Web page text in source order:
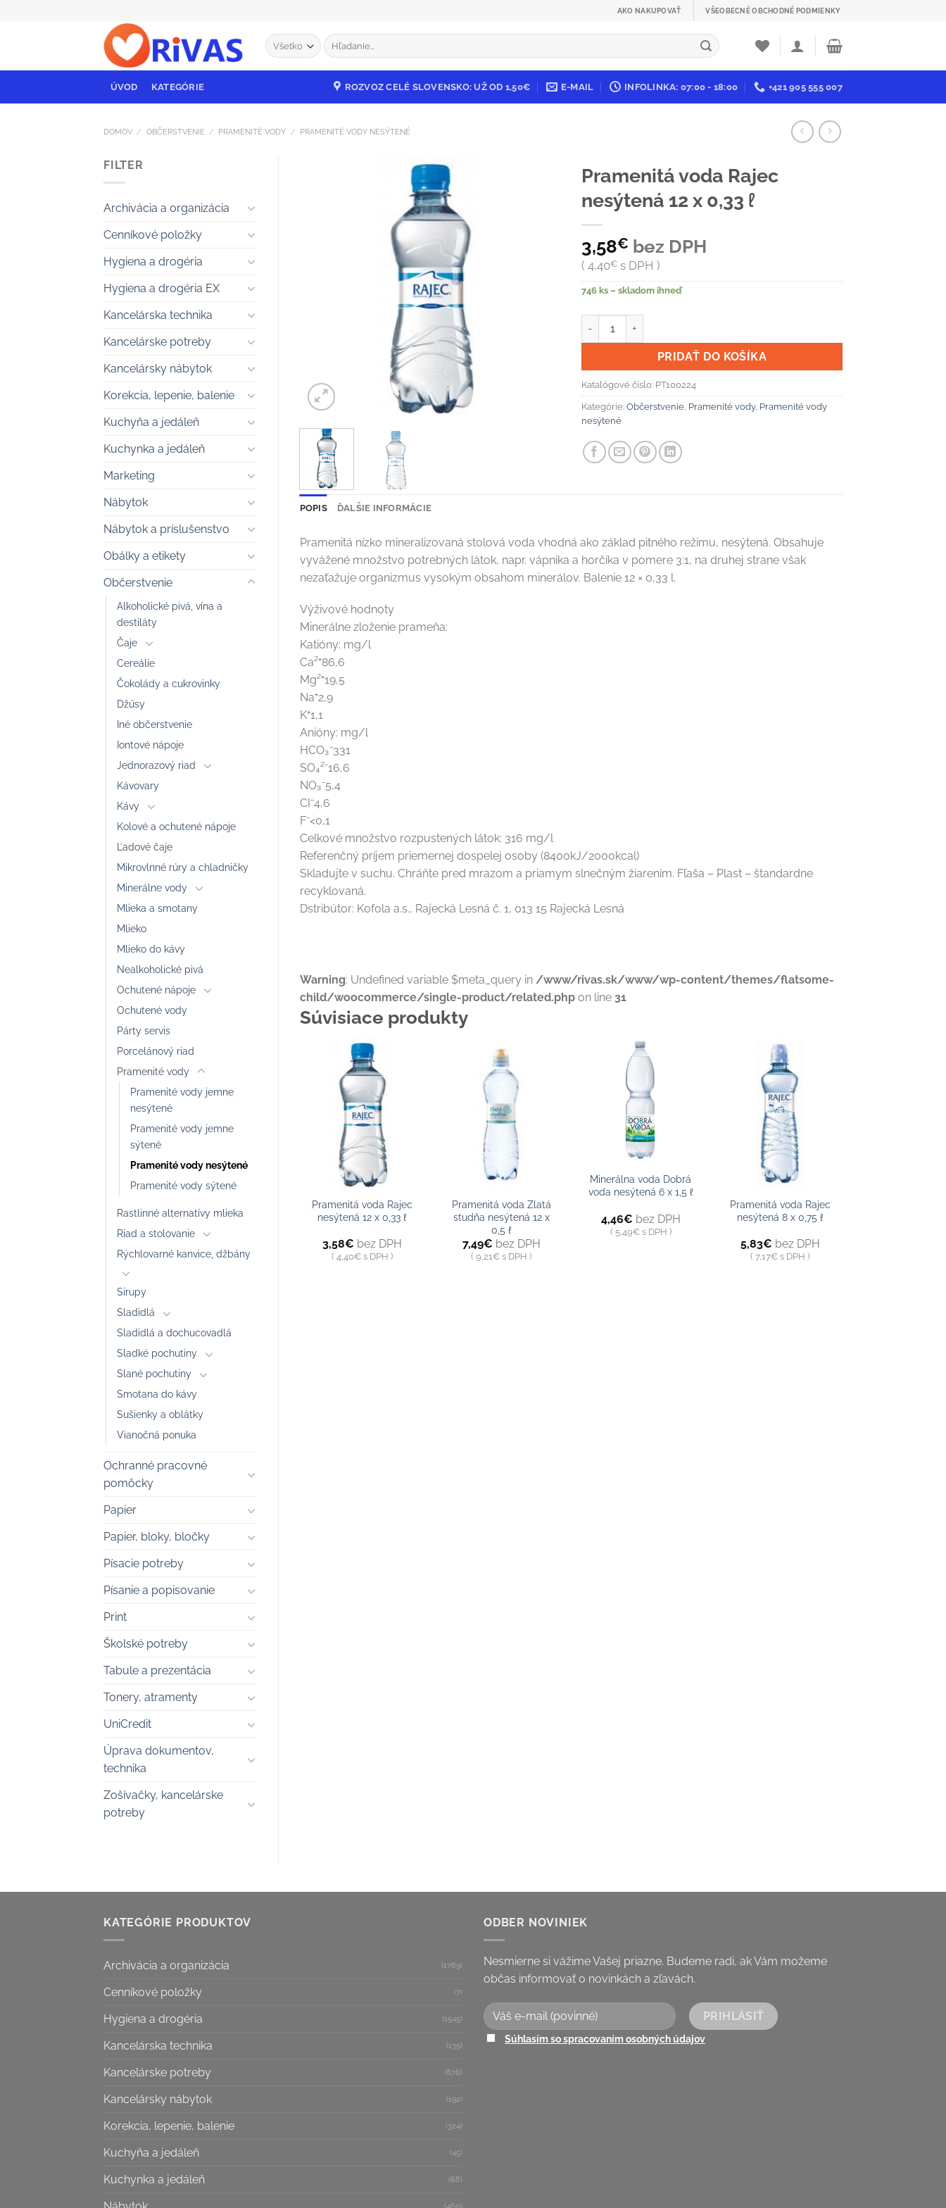
AKO NAKUPOVAŤ VŠEOBECNÉ OBCHODNÉ PODMIENKY
Hľadať:
ÚVOD KATEGÓRIE ROZVOZ CELÉ SLOVENSKO: UŽ OD 1,50€ E-MAIL INFOLINKA: 07:00 - 18:00 +421 905 555 007
DOMOV / OBČERSTVENIE / PRAMENITÉ VODY / PRAMENITÉ VODY NESÝTENÉ
FILTER
Archivácia a organizácia
Cenníkové položky
Hygiena a drogéria
Hygiena a drogéria EX
Kancelárska technika
Kancelárske potreby
Kancelársky nábytok
Korekcia, lepenie, balenie
Kuchyňa a jedáleň
Kuchynka a jedáleň
Marketing
Nábytok
Nábytok a príslušenstvo
Obálky a etikety
Občerstvenie
Alkoholické pivá, vína a
destiláty
Čaje
Cereálie
Čokolády a cukrovinky
Džúsy
Iné občerstvenie
Iontové nápoje
Jednorazový riad
Kávovary
Kávy
Kolové a ochutené nápoje
Ľadové čaje
Mikrovlnné rúry a chladničky
Minerálne vody
Mlieka a smotany
Mlieko
Mlieko do kávy
Nealkoholické pivá
Ochutené nápoje
Ochutené vody
Párty servis
Porcelánový riad
Pramenité vody
Pramenité vody jemne
nesýtené
Pramenité vody jemne
sýtené
Pramenité vody nesýtené
Pramenité vody sýtené
Rastlinné alternatívy mlieka
Riad a stolovanie
Rýchlovarné kanvice, džbány
Sirupy
Sladidlá
Sladidlá a dochucovadlá
Sladké pochutiny
Slané pochutiny
Smotana do kávy
Sušienky a oblátky
Vianočná ponuka
Ochranné pracovné
pomôcky
Papier
Papier, bloky, bločky
Písacie potreby
Písanie a popisovanie
Print
Školské potreby
Tabule a prezentácia
Tonery, atramenty
UniCredit
Úprava dokumentov,
technika
Zošívačky, kancelárske
potreby
Pramenitá voda Rajec
nesýtená 12 x 0,33 ℓ
3,58€ bez DPH
4,40€ s DPH
746 ks – skladom ihneď
PRIDAŤ DO KOŠÍKA
Katalógové číslo: PT100224
Kategórie:Občerstvenie Pramenité vody, Pramenité vody
nesýtené
POPIS ĎALŠIE INFORMÁCIE
Pramenitá nízko mineralizovaná stolová voda vhodná ako základ pitného režimu, nesýtená. Obsahuje
vyvážené množstvo potrebných látok, napr. vápnika a horčíka v pomere 3:1, na druhej strane však
nezaťažuje organizmus vysokým obsahom minerálov. Balenie 12 × 0,33 l.
Výživové hodnoty
Minerálne zloženie prameňa:
Katióny: mg/l
Ca²⁺86,6
Mg²⁺19,5
Na⁺2,9
K⁺1,1
Anióny: mg/l
HCO₃⁻331
SO₄²⁻16,6
NO₃⁻5,4
CI⁻4,6
F⁻<0,1
Celkové množstvo rozpustených látok: 316 mg/l
Referenčný príjem priemernej dospelej osoby (8400kJ/2000kcal)
Skladujte v suchu. Chráňte pred mrazom a priamym slnečným žiarením. Fľaša – Plast – štandardne
recyklovaná.
Dstribútor: Kofola a.s., Rajecká Lesná č. 1, 013 15 Rajecká Lesná
Warning: Undefined variable $meta_query in /www/rivas.sk/www/wp-content/themes/flatsome-
child/woocommerce/single-product/related.phpon line 31
Súvisiace produkty
Pridať do
zoznamu
Pramenitá voda Rajec
nesýtená 12 x 0,33 ℓ
3,58€ bez DPH
4,40€s DPH
zoznamu
Pramenitá voda Zlatá
studňa nesýtená 12 x
0,5 ℓ
7,49€ bez DPH
9,21€ s DPH
Minerálna voda Dobrá
voda nesýtená 6 x 1,5 ℓ
4,46€ bez DPH
5,49€s DPH
Pridať do
zoznamu
Pramenitá voda Rajec
nesýtená 8 x 0,75 ℓ
5,83€ bez DPH
7,17€ s DPH
KATEGÓRIE PRODUKTOV
Archivácia a organizácia (1789)
Cenníkové položky (7)
Hygiena a drogéria (1545)
Kancelárska technika (135)
Kancelárske potreby (876)
Kancelársky nábytok (192)
Korekcia, lepenie, balenie (324)
Kuchyňa a jedáleň (45)
Kuchynka a jedáleň (68)
(460)
ODBER NOVINIEK
Nesmierne si vážime Vašej priazne. Budeme radi, ak Vám možeme
občas informovať o novinkách a zľavách.
Súhlasím so spracovaním osobných údajov